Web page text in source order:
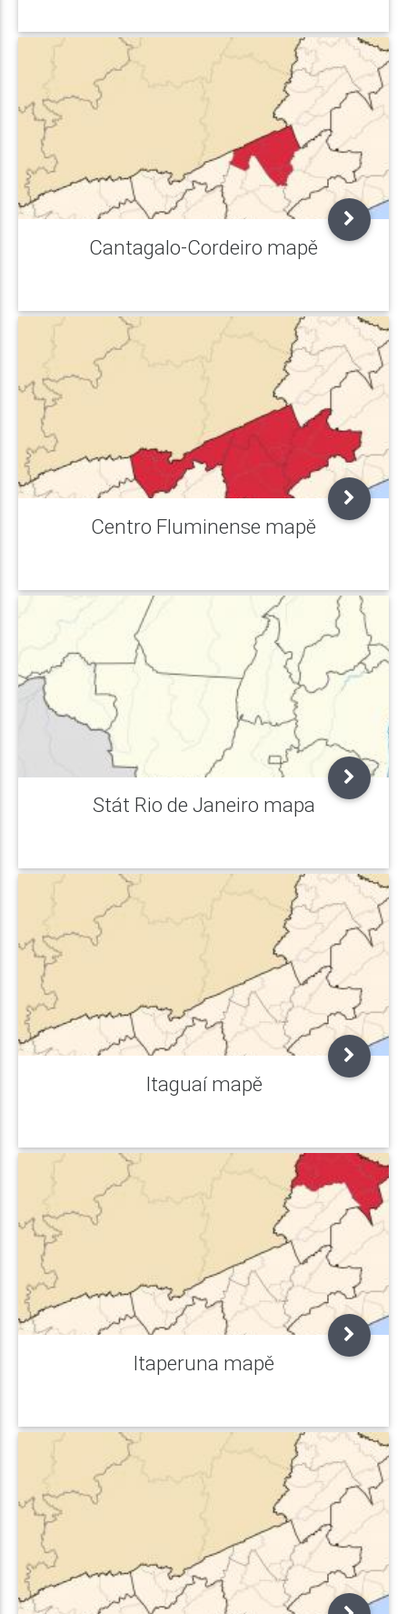
Cantagalo-Cordeiro mapě
Centro Fluminense mapě
Stát Rio de Janeiro mapa
Itaguaí mapě
Itaperuna mapě